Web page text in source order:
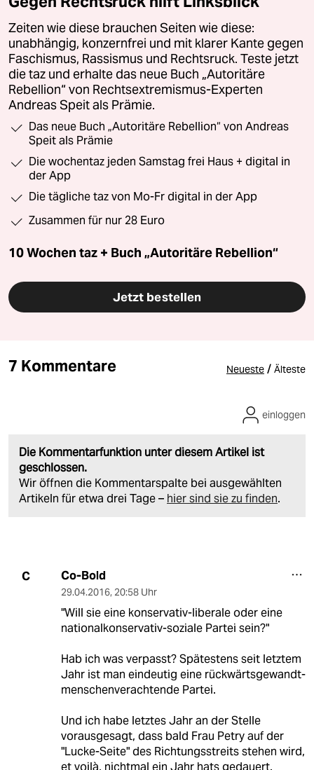
Zeiten wie diese brauchen Seiten wie diese:
unabhängig, konzernfrei und mit klarer Kante gegen
Faschismus, Rassismus und Rechtsruck. Teste jetzt
die taz und erhalte das neue Buch „Autoritäre
Rebellion“ von Rechtsextremismus-Experten
Andreas Speit als Prämie.
Das neue Buch „Autoritäre Rebellion“ von Andreas
Speit als Prämie
Die wochentaz jeden Samstag frei Haus + digital in
der App
Die tägliche taz von Mo-Fr digital in der App
Zusammen für nur 28 Euro
10 Wochen taz + Buch „Autoritäre Rebellion“
Jetzt bestellen
7 Kommentare Neueste / Älteste
Die Kommentarfunktion unter diesem Artikel ist
geschlossen.
Wir öffnen die Kommentarspalte bei ausgewählten
Artikeln für etwa drei Tage – hier sind sie zu finden.
einloggen
C Co-Bold
29.04.2016, 20:58 Uhr
"Will sie eine konservativ-liberale oder eine
nationalkonservativ-soziale Partei sein?"
Hab ich was verpasst? Spätestens seit letztem
Jahr ist man eindeutig eine rückwärtsgewandt-
menschenverachtende Partei.
Und ich habe letztes Jahr an der Stelle
vorausgesagt, dass bald Frau Petry auf der
"Lucke-Seite" des Richtungsstreits stehen wird,
et voilà, nichtmal ein Jahr hats gedauert.